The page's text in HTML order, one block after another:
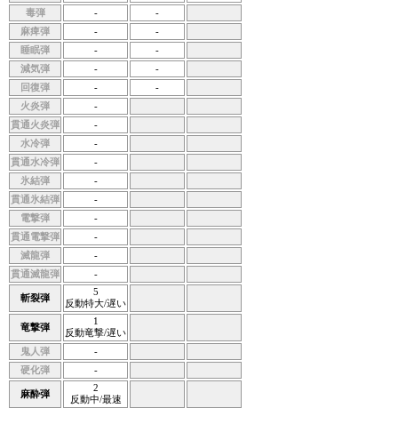
毒弾
-
-
麻痺弾
-
-
睡眠弾
-
-
減気弾
-
-
回復弾
-
-
火炎弾
-
貫通火炎弾
-
水冷弾
-
貫通水冷弾
-
氷結弾
-
貫通氷結弾
-
電撃弾
-
貫通電撃弾
-
滅龍弾
-
貫通滅龍弾
-
斬裂弾
5
反動特大/遅い
竜撃弾
1
反動竜撃/遅い
鬼人弾
-
硬化弾
-
麻酔弾
2
反動中/最速